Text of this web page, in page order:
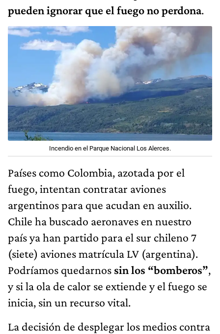
pueden ignorar que el fuego no perdona.
Incendio en el Parque Nacional Los Alerces.
Países como Colombia, azotada por el
fuego, intentan contratar aviones
argentinos para que acudan en auxilio.
Chile ha buscado aeronaves en nuestro
país ya han partido para el sur chileno 7
(siete) aviones matrícula LV (argentina).
Podríamos quedarnos sin los “bomberos”,
y si la ola de calor se extiende y el fuego se
inicia, sin un recurso vital.
La decisión de desplegar los medios contra